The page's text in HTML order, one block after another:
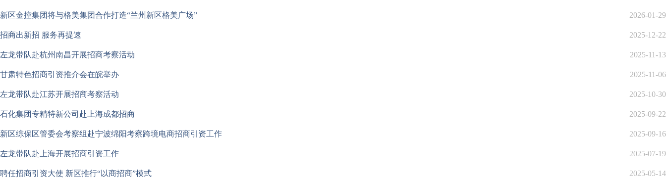
新区金控集团将与格美集团合作打造“兰州新区格美广场” 2026-01-29
招商出新招 服务再提速 2025-12-22
左龙带队赴杭州南昌开展招商考察活动 2025-11-13
甘肃特色招商引资推介会在皖举办 2025-11-06
左龙带队赴江苏开展招商考察活动 2025-10-30
石化集团专精特新公司赴上海成都招商 2025-09-22
新区综保区管委会考察组赴宁波绵阳考察跨境电商招商引资工作 2025-09-16
左龙带队赴上海开展招商引资工作 2025-07-19
聘任招商引资大使 新区推行“以商招商”模式 2025-05-14